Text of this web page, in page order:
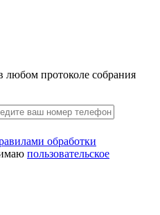
любом протоколе собрания
обработки
пользовательское